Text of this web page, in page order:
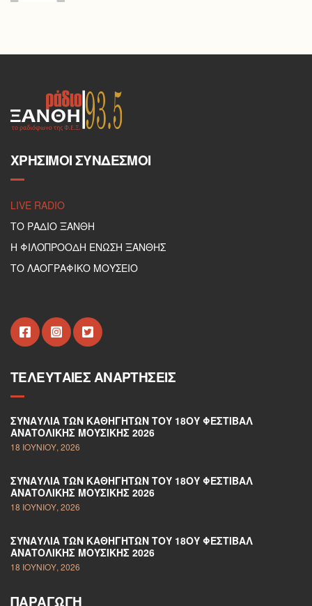
ΧΡΉΣΙΜΟΙ ΣΎΝΔΕΣΜΟΙ
LIVE RADIO
ΤΟ ΡΑΔΙΟ ΞΑΝΘΗ
Η ΦΙΛΟΠΡΟΟΔΗ ΕΝΩΣΗ ΞΑΝΘΗΣ
ΤΟ ΛΑΟΓΡΑΦΙΚΟ ΜΟΥΣΕΙΟ
ΤΕΛΕΥΤΑΊΕΣ ΑΝΑΡΤΉΣΕΙΣ
ΣΥΝΑΥΛΊΑ ΤΩΝ ΚΑΘΗΓΗΤΏΝ ΤΟΥ 18ΟΥ ΦΕΣΤΙΒΆΛ
ΑΝΑΤΟΛΙΚΉΣ ΜΟΥΣΙΚΉΣ 2026
18 ΙΟΥΝΊΟΥ, 2026
ΣΥΝΑΥΛΊΑ ΤΩΝ ΚΑΘΗΓΗΤΏΝ ΤΟΥ 18ΟΥ ΦΕΣΤΙΒΆΛ
ΑΝΑΤΟΛΙΚΉΣ ΜΟΥΣΙΚΉΣ 2026
18 ΙΟΥΝΊΟΥ, 2026
ΣΥΝΑΥΛΊΑ ΤΩΝ ΚΑΘΗΓΗΤΏΝ ΤΟΥ 18ΟΥ ΦΕΣΤΙΒΆΛ
ΑΝΑΤΟΛΙΚΉΣ ΜΟΥΣΙΚΉΣ 2026
18 ΙΟΥΝΊΟΥ, 2026
ΠΑΡΑΓΩΓΉ